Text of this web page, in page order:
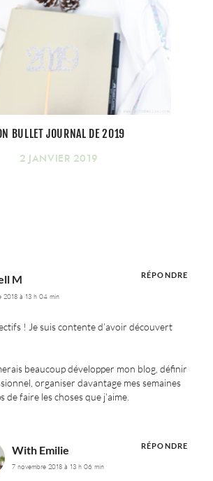
BULLET JOURNAL DE 2019
2 JANVIER 2019
M
2018 à 13 h 04 min
! Je suis contente d’avoir découvert
beaucoup développer mon blog, définir
organiser davantage mes semaines
faire les choses que j’aime.
RÉPONDRE
With Emilie
7 novembre 2018 à 13 h 06 min
RÉPONDRE